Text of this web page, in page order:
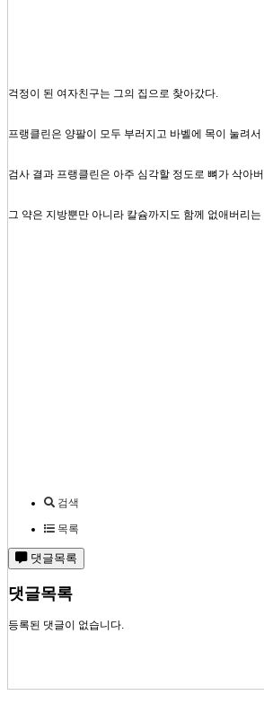
걱정이 된 여자친구는 그의 집으로 찾아갔다.
프랭클린은 양팔이 모두 부러지고 바벨에 목이 눌려
검사 결과 프랭클린은 아주 심각할 정도로 뼈가 삭아
그 약은 지방뿐만 아니라 칼슘까지도 함께 없애버리는
검색
목록
댓글목록
댓글목록
등록된 댓글이 없습니다.